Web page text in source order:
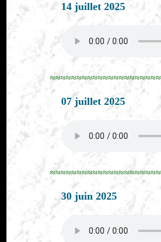
14 juillet 2025
07 juillet 2025
30 juin 2025